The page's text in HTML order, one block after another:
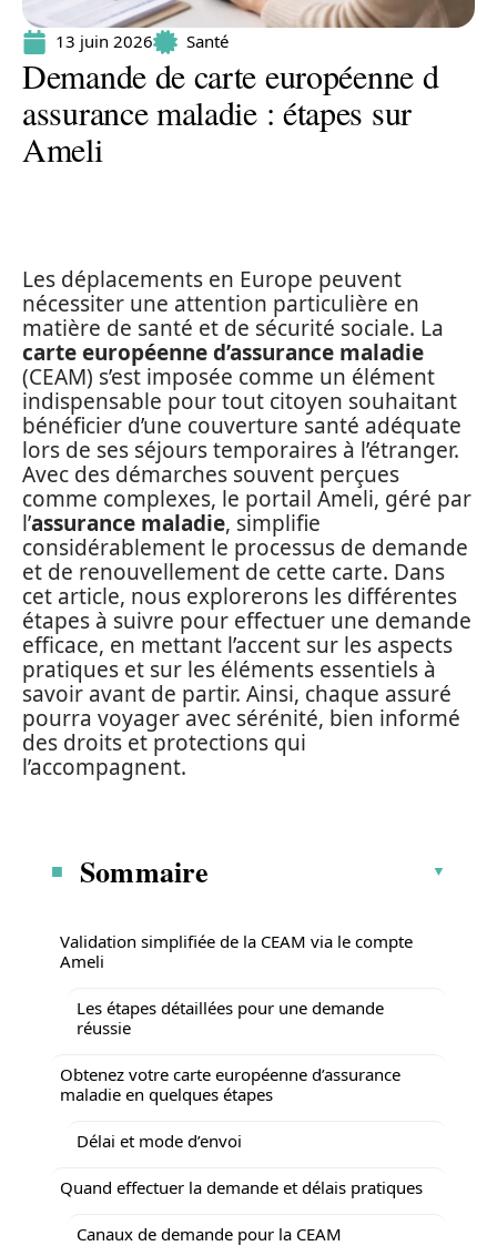
13 juin 2026 Santé
Demande de carte européenne d
assurance maladie : étapes sur
Ameli
Les déplacements en Europe peuvent
nécessiter une attention particulière en
matière de santé et de sécurité sociale. La
carte européenne d’assurance maladie
(CEAM) s’est imposée comme un élément
indispensable pour tout citoyen souhaitant
bénéficier d’une couverture santé adéquate
lors de ses séjours temporaires à l’étranger.
Avec des démarches souvent perçues
comme complexes, le portail Ameli, géré par
l’assurance maladie, simplifie
considérablement le processus de demande
et de renouvellement de cette carte. Dans
cet article, nous explorerons les différentes
étapes à suivre pour effectuer une demande
efficace, en mettant l’accent sur les aspects
pratiques et sur les éléments essentiels à
savoir avant de partir. Ainsi, chaque assuré
pourra voyager avec sérénité, bien informé
des droits et protections qui
l’accompagnent.
Sommaire
Validation simplifiée de la CEAM via le compte
Ameli
Les étapes détaillées pour une demande
réussie
Obtenez votre carte européenne d’assurance
maladie en quelques étapes
Délai et mode d’envoi
Quand effectuer la demande et délais pratiques
Canaux de demande pour la CEAM